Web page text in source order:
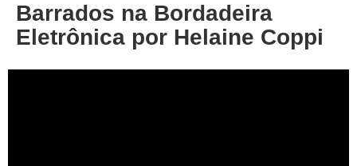
Barrados na Bordadeira
Eletrônica por Helaine Coppi